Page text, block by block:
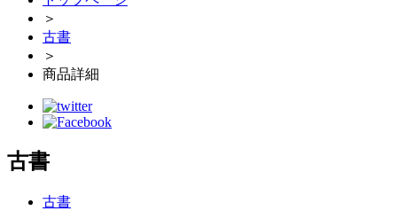
＞
古書
＞
商品詳細
古書
古書